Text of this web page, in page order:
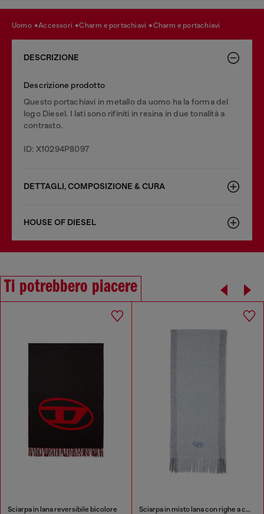
uomo accessori charm e portachiavi charm e portachiavi
DESCRIZIONE
Descrizione prodotto
Questo portachiavi in metallo da uomo ha la forma del
logo Diesel. I lati sono rifiniti in resina in due tonalità a
contrasto.
ID: X10294P8097
DETTAGLI, COMPOSIZIONE & CURA
HOUSE OF DIESEL
Ti potrebbero piacere
Sciarpa in lana reversibile bicolore Sciarpa in misto lana con righe a contrasto